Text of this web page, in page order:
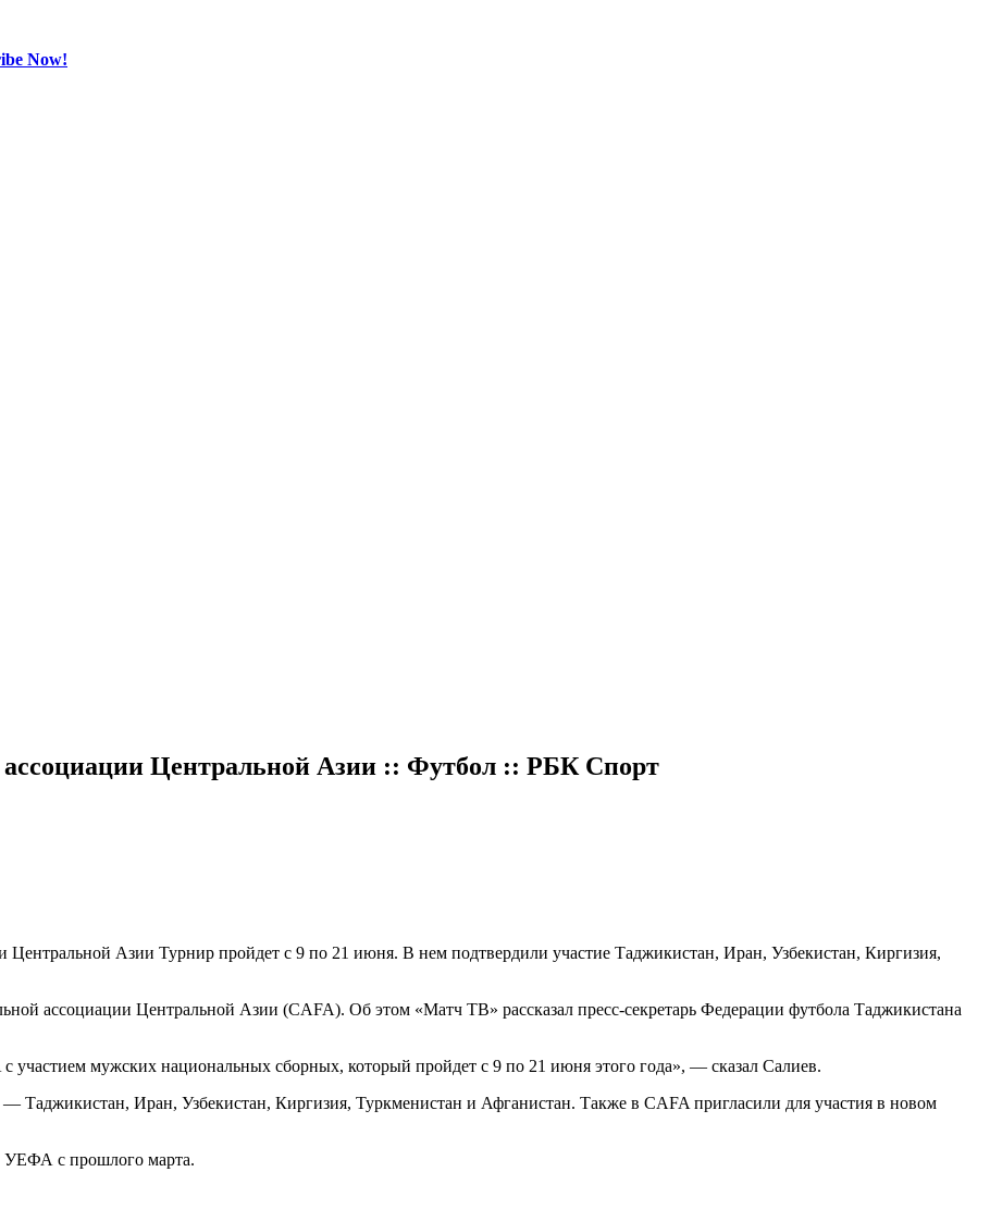
Now!
ассоциации Центральной Азии :: Футбол :: РБК Спорт
Центральной Азии Турнир пройдет с 9 по 21 июня. В нем подтвердили участие Таджикистан, Иран, Узбекистан, Киргизия,
ассоциации Центральной Азии (CAFA). Об этом «Матч ТВ» рассказал пресс‑секретарь Федерации футбола Таджикистана
участием мужских национальных сборных, который пройдет с 9 по 21 июня этого года», — сказал Салиев.
Таджикистан, Иран, Узбекистан, Киргизия, Туркменистан и Афганистан. Также в CAFA пригласили для участия в новом
УЕФА с прошлого марта.